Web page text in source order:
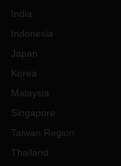
India
Indonesia
Japan
Korea
Malaysia
Singapore
Taiwan Region
Thailand